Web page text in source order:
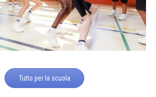
Tutto per la scuola